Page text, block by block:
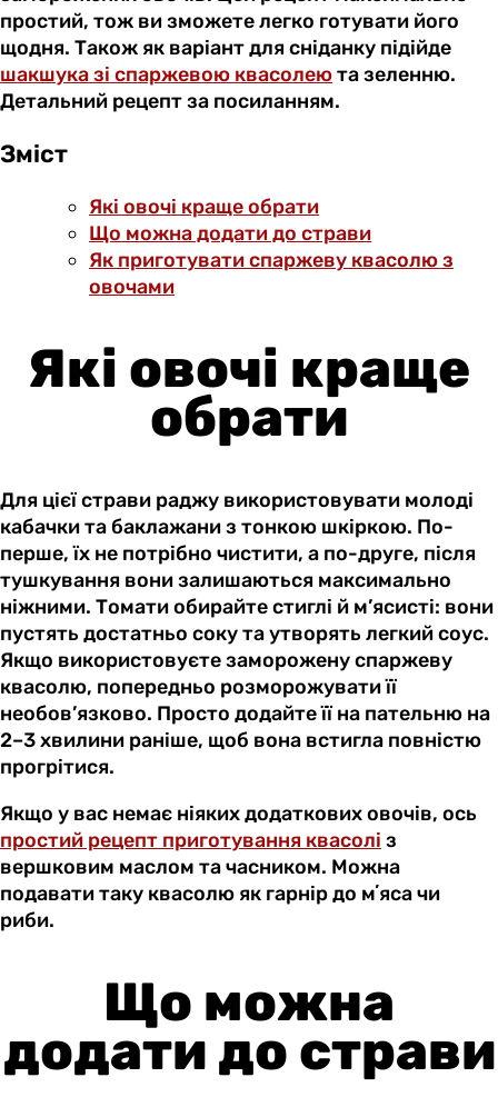
простий, тож ви зможете легко готувати його
щодня. Також як варіант для сніданку підійде
шакшука зі спаржевою квасолеюта зеленню.
Детальний рецепт за посиланням.
Зміст
Які овочі краще обрати
Що можна додати до страви
Як приготувати спаржеву квасолю з
овочами
Які овочі краще
обрати
Для цієї страви раджу використовувати молоді
кабачки та баклажани з тонкою шкіркою. По-
перше, їх не потрібно чистити, а по-друге, після
тушкування вони залишаються максимально
ніжними. Томати обирайте стиглі й м’ясисті: вони
пустять достатньо соку та утворять легкий соус.
Якщо використовуєте заморожену спаржеву
квасолю, попередньо розморожувати її
необов’язково. Просто додайте її на пательню на
2–3 хвилини раніше, щоб вона встигла повністю
прогрітися.
Якщо у вас немає ніяких додаткових овочів, ось
простий рецепт приготування квасолі з
вершковим маслом та часником. Можна
подавати таку квасолю як гарнір до мʼяса чи
риби.
Що можна
додати до страви